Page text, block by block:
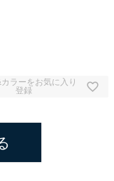
ラーをお気に入り
登録